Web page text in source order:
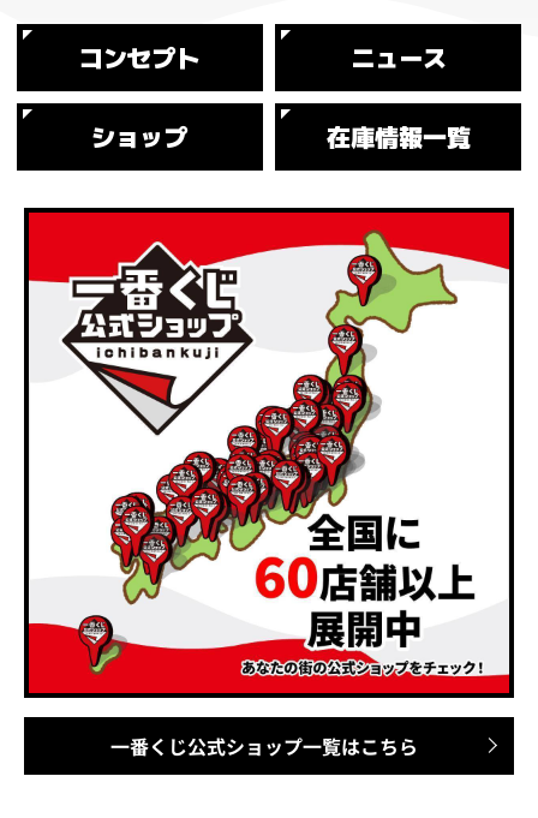
コンセプト ニュース
ショップ 在庫情報一覧
一番くじ公式ショップ一覧はこちら